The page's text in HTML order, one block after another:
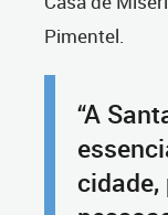
Pimentel.
“A
cidade,